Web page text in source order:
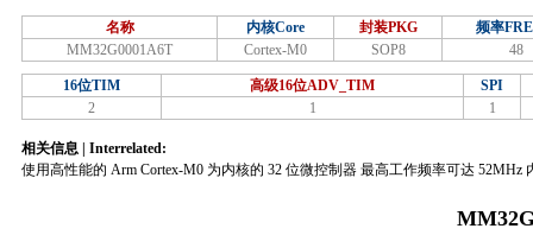
名称 内核Core 封装PKG
频率
MM32G0001A6T
Cortex-M0 SOP8 48
16位TIM 高级16位ADV_TIM
SPI
2
1 1
相关信息 | Interrelated:
使用高性能的 Arm Cortex-M0 为内核的 32 位微控制器 最高工作频率可达